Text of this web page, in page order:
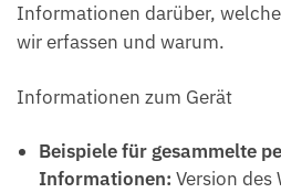
Informationen darüber,
wir erfassen und warum.
Informationen zum Gerät
Beispiele für gesammelte
Informationen: Version des